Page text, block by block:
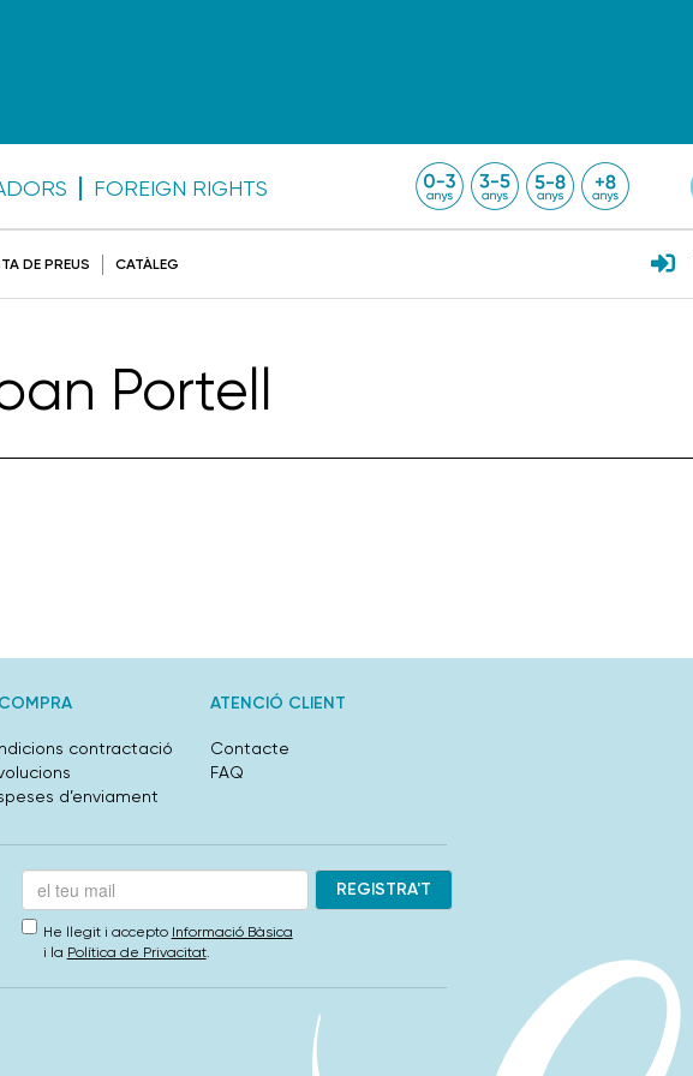
FOREIGN RIGHTS
DE PREUS CATÀLEG
Portell
contractació
d’enviament
ATENCIÓ CLIENT
Contacte
FAQ
He llegit i accepto Informació Bàsica
i la Política de Privacitat.